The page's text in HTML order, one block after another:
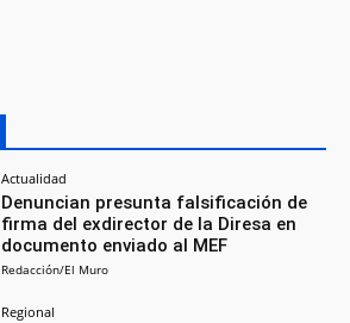
Actualidad
Denuncian presunta falsificación de
firma del exdirector de la Diresa en
documento enviado al MEF
Redacción/El Muro
Regional